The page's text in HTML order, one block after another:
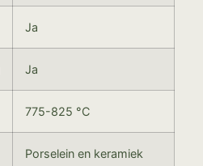
Ja
Ja
775-825 °C
Porselein en keramiek